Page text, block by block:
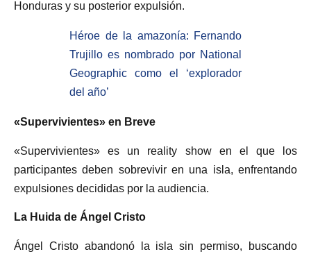
Honduras y su posterior expulsión.
Héroe de la amazonía: Fernando
Trujillo es nombrado por National
Geographic como el ‘explorador
del año’
«Supervivientes» en Breve
«Supervivientes» es un reality show en el que los
participantes deben sobrevivir en una isla, enfrentando
expulsiones decididas por la audiencia.
La Huida de Ángel Cristo
Ángel Cristo abandonó la isla sin permiso, buscando